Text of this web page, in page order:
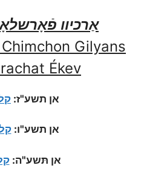
אַרכיוו
Gilyans
Ékev
אן תשע"ז:
אן תשע"ו:
אן תּשע"ה: